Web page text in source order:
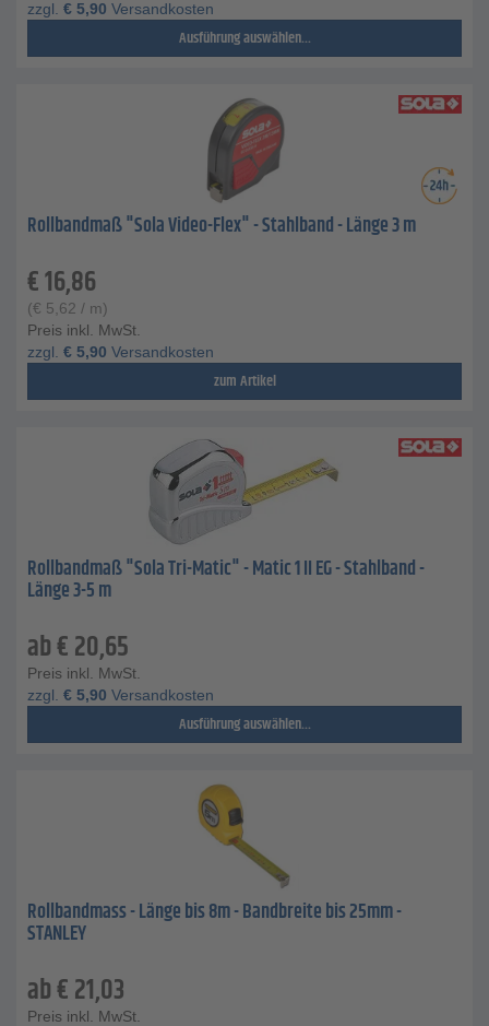
zzgl. € 5,90 Versandkosten
Ausführung auswählen...
Rollbandmaß "Sola Video-Flex" - Stahlband - Länge 3 m
€16,86
(€ 5,62 / m)
Preis inkl. MwSt.
zzgl. € 5,90 Versandkosten
zum Artikel
Rollbandmaß "Sola Tri-Matic" - Matic 1 II EG - Stahlband -
Länge 3-5 m
ab€20,65
Preis inkl. MwSt.
zzgl. € 5,90 Versandkosten
Ausführung auswählen...
Rollbandmass - Länge bis 8m - Bandbreite bis 25mm -
STANLEY
ab€21,03
Preis inkl. MwSt.